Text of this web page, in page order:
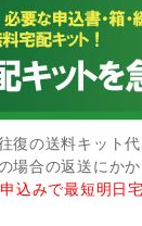
復の送料キット
場合の返送にか
込みで最短明日